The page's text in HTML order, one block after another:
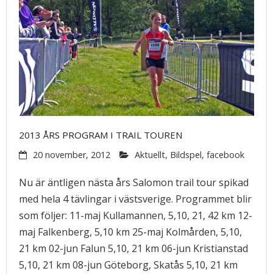
2013 ÅRS PROGRAM I TRAIL TOUREN
20 november, 2012 Aktuellt, Bildspel, facebook
Nu är äntligen nästa års Salomon trail tour spikad
med hela 4 tävlingar i västsverige. Programmet blir
som följer: 11-maj Kullamannen, 5,10, 21, 42 km 12-
maj Falkenberg, 5,10 km 25-maj Kolmården, 5,10,
21 km 02-jun Falun 5,10, 21 km 06-jun Kristianstad
5,10, 21 km 08-jun Göteborg, Skatås 5,10, 21 km